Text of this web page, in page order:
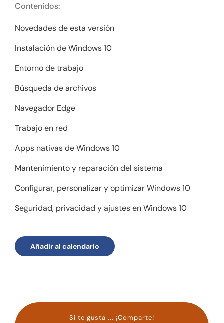
Contenidos:
Novedades de esta versión
Instalación de Windows 10
Entorno de trabajo
Búsqueda de archivos
Navegador Edge
Trabajo en red
Apps nativas de Windows 10
Mantenimiento y reparación del sistema
Configurar, personalizar y optimizar Windows 10
Seguridad, privacidad y ajustes en Windows 10
Añadir al calendario
Si te gusta ... ¡Comparte!